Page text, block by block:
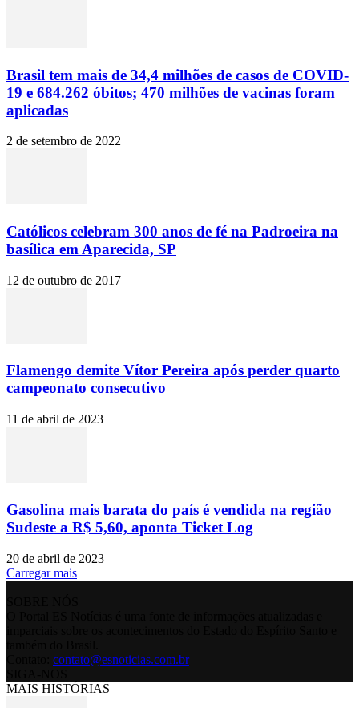
Brasil tem mais de 34,4 milhões de casos de COVID-
19 e 684.262 óbitos; 470 milhões de vacinas foram
aplicadas
2 de setembro de 2022
Católicos celebram 300 anos de fé na Padroeira na
basílica em Aparecida, SP
12 de outubro de 2017
Flamengo demite Vítor Pereira após perder quarto
campeonato consecutivo
11 de abril de 2023
Gasolina mais barata do país é vendida na região
Sudeste a R$ 5,60, aponta Ticket Log
20 de abril de 2023
Carregar mais
contato@esnoticias.com.br
MAIS HISTÓRIAS